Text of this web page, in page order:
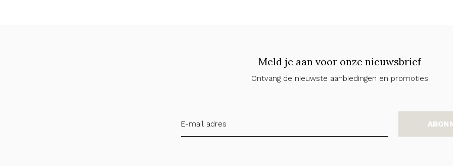
Meld je aan voor onze nieuwsbrief
Ontvang de nieuwste aanbiedingen en promoties